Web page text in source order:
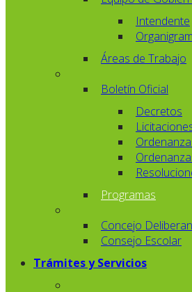
Intendente
Áreas de Trabajo
Boletín Oficial
Decretos
Programas
Concejo
Consejo Escolar
Trámites y Servicios